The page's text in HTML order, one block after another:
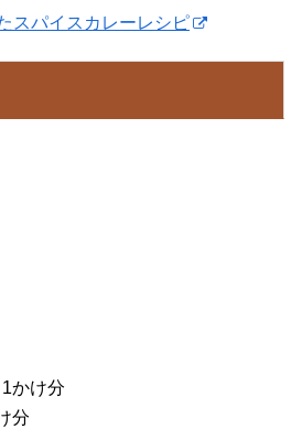
スパイスカレーレシピ
かけ分
分